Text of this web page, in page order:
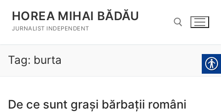
content
HOREA MIHAI BĂDĂU
JURNALIST INDEPENDENT
Tag: burta
De ce sunt grași bărbații români